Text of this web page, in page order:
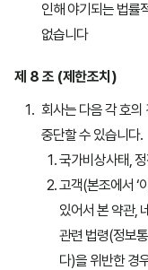
인해 야기되는 법률
없습니다
제 8 조 (제한조치)
회사는 다음 각 호의
중단할 수 있습니다.
국가비상사태,
고객(본조에서 ‘
있어서 본 약관,
관련 법령(정보
다)을 위반한 경